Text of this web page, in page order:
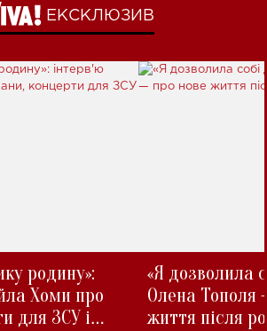
ЕКСКЛЮЗИВ
родину»:
Хоми про
для ЗСУ і
«Я дозволила
Олена Тополя
життя після